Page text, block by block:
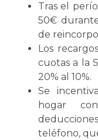
Tras el
50€
de
Los
cuotas a la
20% al 10%.
Se
hogar
teléfono,